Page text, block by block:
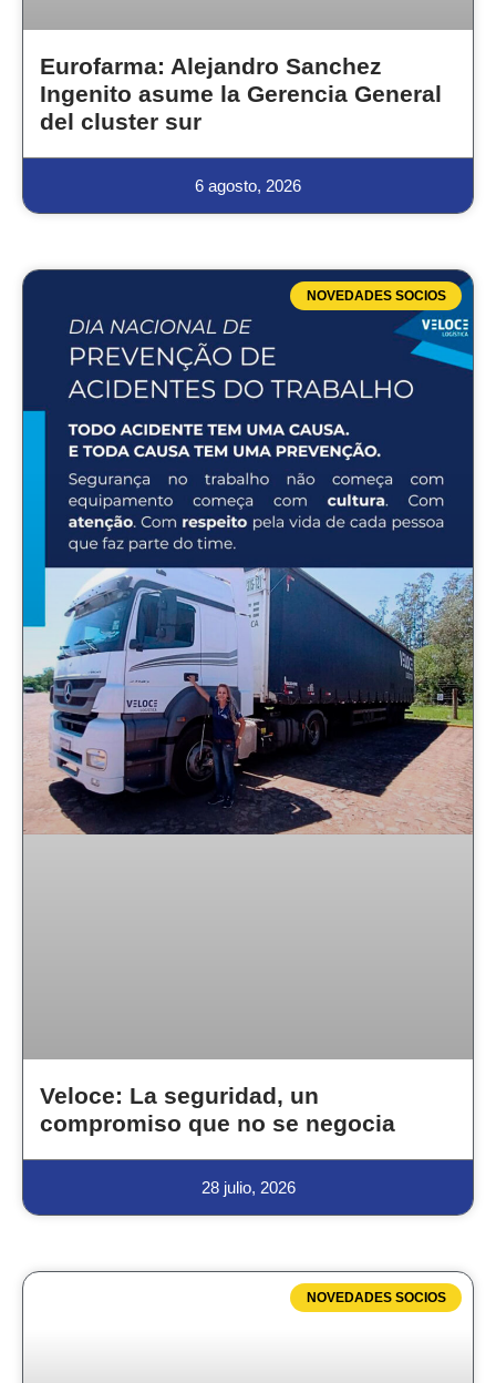
Eurofarma: Alejandro Sanchez
Ingenito asume la Gerencia General
del cluster sur
6 agosto, 2026
NOVEDADES SOCIOS
Veloce: La seguridad, un
compromiso que no se negocia
28 julio, 2026
NOVEDADES SOCIOS